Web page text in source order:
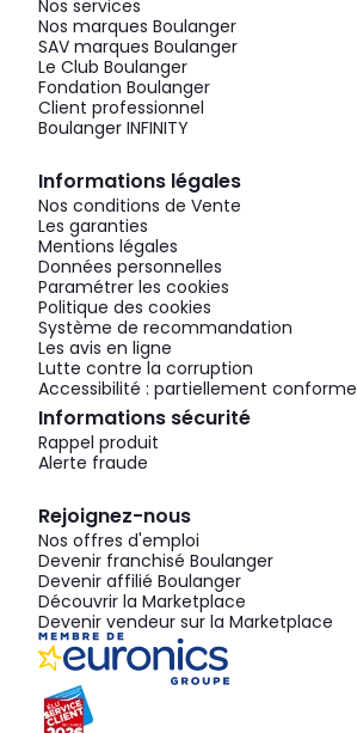
Nos services
Nos marques Boulanger
SAV marques Boulanger
Le Club Boulanger
Fondation Boulanger
Client professionnel
Boulanger INFINITY
Informations légales
Nos conditions de Vente
Les garanties
Mentions légales
Données personnelles
Paramétrer les cookies
Politique des cookies
Système de recommandation
Les avis en ligne
Lutte contre la corruption
Accessibilité : partiellement conforme
Informations sécurité
Rappel produit
Alerte fraude
Rejoignez-nous
Nos offres d'emploi
Devenir franchisé Boulanger
Devenir affilié Boulanger
Découvrir la Marketplace
Devenir vendeur sur la Marketplace